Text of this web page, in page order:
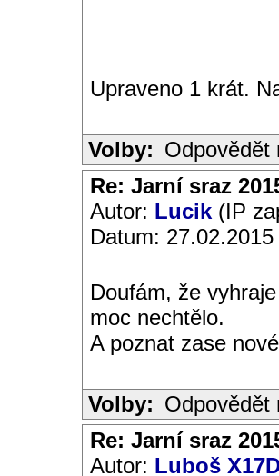
Upraveno 1 krát.
Volby: Odpovědět
Re: Jarní sraz
Autor: Lucik (IP
Datum:
Doufám, že
moc nechtělo.
A poznat zase
Volby: Odpovědět
Re: Jarní sraz
Autor: Luboš